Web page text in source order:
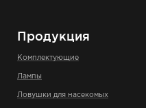
Продукция
Комплектующие
Лампы
Ловушки для насекомых